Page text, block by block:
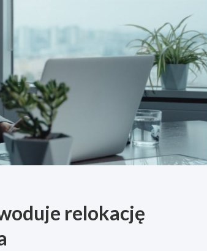
relokację